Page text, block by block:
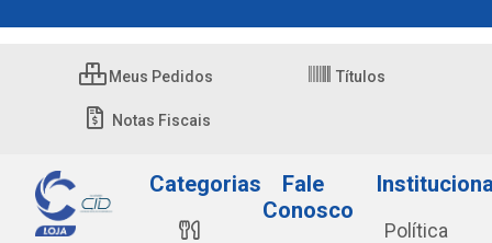
Meus Pedidos Títulos
Notas Fiscais
Categorias
Fale
Conosco
Política